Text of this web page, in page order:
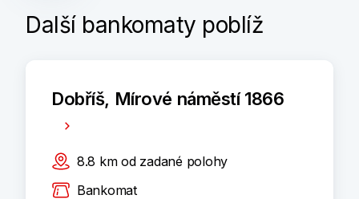
Další bankomaty poblíž
Dobříš, Mírové náměstí 1866
8.8 km od zadané polohy
Bankomat